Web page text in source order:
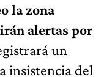
la zona
alertas por
un
insistencia del